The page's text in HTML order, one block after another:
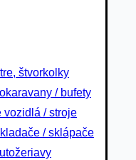
štvorkolky
/ bufety
vozidlá / stroje
/ sklápače
/ bufety
/ stroje
/ sklápače